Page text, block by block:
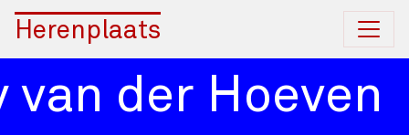
Herenplaats
der Hoeven